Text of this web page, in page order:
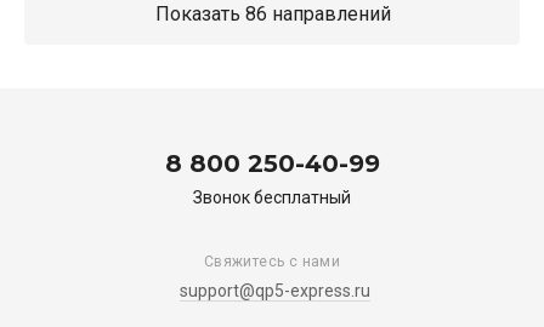
Показать 86 направлений
8 800 250-40-99
Звонок бесплатный
Свяжитесь с нами
support@qp5-express.ru